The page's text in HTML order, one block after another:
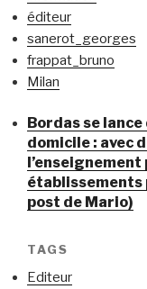
éditeur
sanerot_georges
frappat_bruno
Milan
Bordas se
domicile : avec
établissements
post de Mario)
TAGS
Editeur